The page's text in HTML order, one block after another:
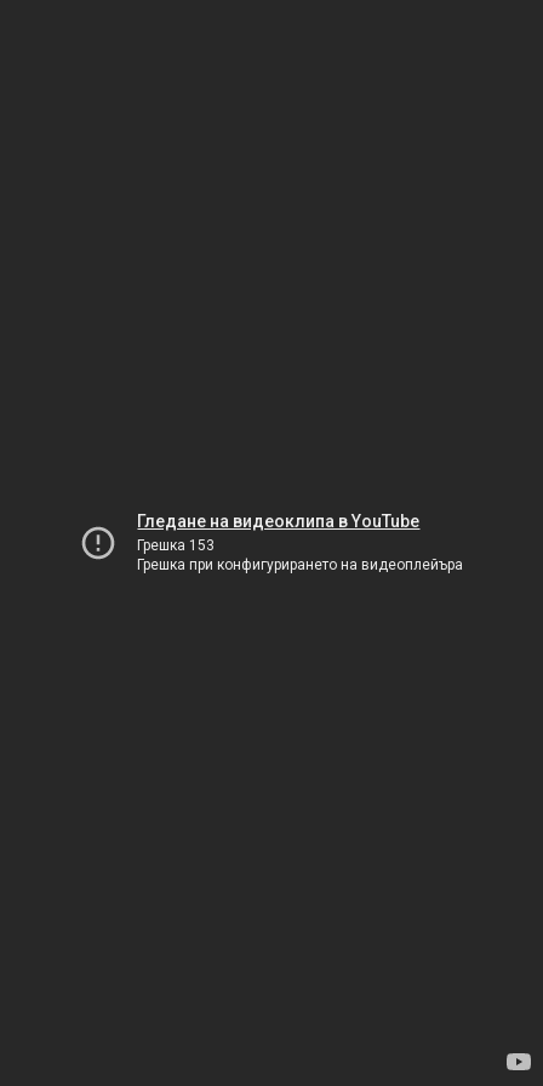
Гледане на видеоклипа в YouTube
Грешка 153
Грешка при конфигурирането на видеоплейъра